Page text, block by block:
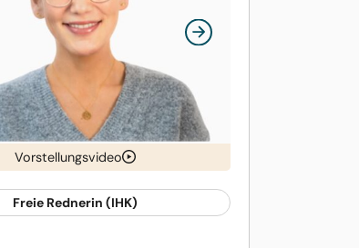
Vorstellungsvideo
Freie Rednerin (IHK)